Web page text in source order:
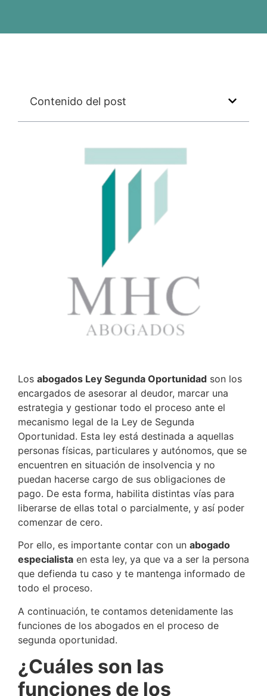
Contenido del post
Los abogados Ley Segunda Oportunidad son los
encargados de asesorar al deudor, marcar una
estrategia y gestionar todo el proceso ante el
mecanismo legal de la Ley de Segunda
Oportunidad. Esta ley está destinada a aquellas
personas físicas, particulares y autónomos, que se
encuentren en situación de insolvencia y no
puedan hacerse cargo de sus obligaciones de
pago. De esta forma, habilita distintas vías para
liberarse de ellas total o parcialmente, y así poder
comenzar de cero.
Por ello, es importante contar con un abogado
especialista en esta ley, ya que va a ser la persona
que defienda tu caso y te mantenga informado de
todo el proceso.
A continuación, te contamos detenidamente las
funciones de los abogados en el proceso de
segunda oportunidad.
¿Cuáles son las
funciones de los